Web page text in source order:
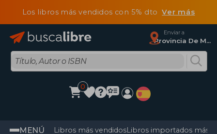
Los libros más vendidos con 5% dtoVer más
Enviar a
Provincia De Madrid
0
MENÚ Libros más vendidosLibros importados más